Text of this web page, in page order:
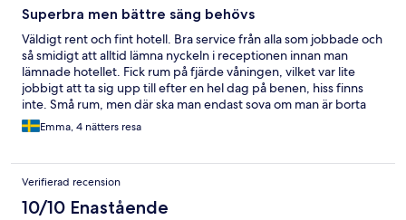
Superbra men bättre säng behövs
Väldigt rent och fint hotell. Bra service från alla som jobbade och
så smidigt att alltid lämna nyckeln i receptionen innan man
lämnade hotellet. Fick rum på fjärde våningen, vilket var lite
jobbigt att ta sig upp till efter en hel dag på benen, hiss finns
inte. Små rum, men där ska man endast sova om man är borta
hela dagarna. Det var väldigt moderna rum och väldigt rena, såg
inte ett enda dammkorn. Städerskan var förbi varje dag och
kudde och stenhård säng där man kände fjädrarna, hade ofta
ont i ryggen och stel i nacken när jag vaknade. En bäddmadrass
hade inte skadat att ha på sängarna.
Emma, 4 nätters resa
Verifierad recension
10/10 Enastående